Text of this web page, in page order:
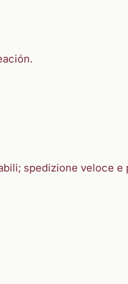
spedizione veloce